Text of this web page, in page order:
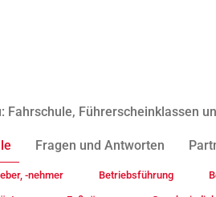
Fahrschule, Führerscheinklassen
Fragen und Antworten
-nehmer Betriebsführung